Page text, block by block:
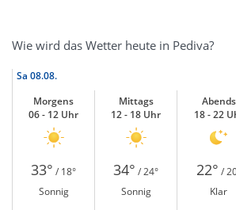
Wie wird das Wetter heute in Pediva?
Sa 08.08.
Morgens
06 - 12 Uhr
Mittags
12 - 18 Uhr
Abends
18 - 22
33° / 18° 34° / 24° 22° /
Sonnig
Sonnig Klar